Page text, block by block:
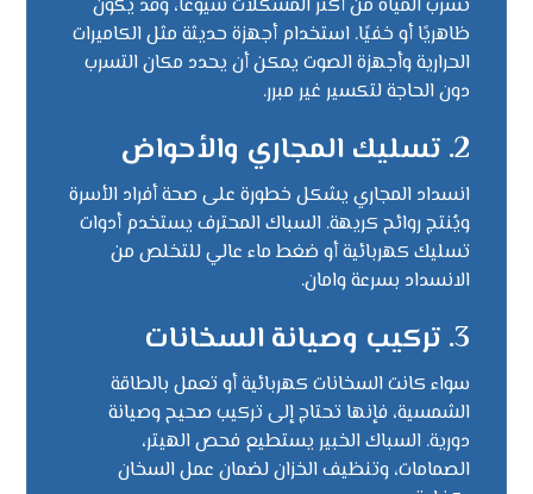
تسرب المياة من أكثر المشكلات شيوعًا، وقد يكون
ظاهريًا أو خفيًا. استخدام أجهزة حديثة مثل الكاميرات
الحرارية وأجهزة الصوت يمكن أن يحدد مكان التسرب
دون الحاجة لتكسير غير مبرر.
2. تسليك المجاري والأحواض
انسداد المجاري يشكل خطورة على صحة أفراد الأسرة
ويُنتج روائح كريهة. السباك المحترف يستخدم أدوات
تسليك كهربائية أو ضغط ماء عالي للتخلص من
الانسداد بسرعة وامان.
3. تركيب وصيانة السخانات
سواء كانت السخانات كهربائية أو تعمل بالطاقة
الشمسية، فإنها تحتاج إلى تركيب صحيح وصيانة
دورية. السباك الخبير يستطيع فحص الهيتر،
الصمامات، وتنظيف الخزان لضمان عمل السخان